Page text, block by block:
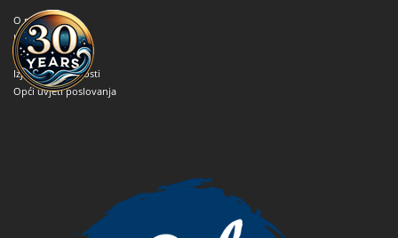
O nama
Kako rezervirati
Kontaktirajte nas
Izjava o privatnosti
Opći uvjeti poslovanja